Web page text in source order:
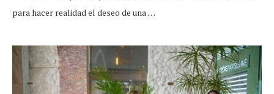
para hacer realidad el deseo de una …